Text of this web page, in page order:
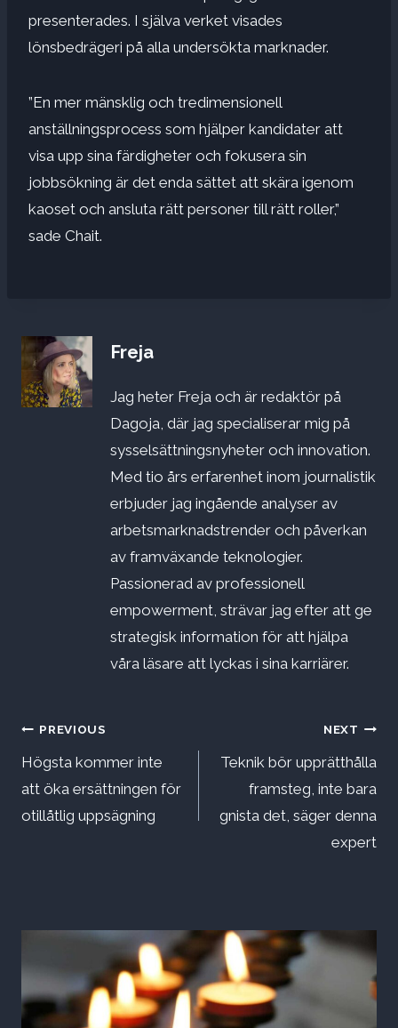
presenterades. I själva verket visades
lönsbedrägeri på alla undersökta marknader.
”En mer mänsklig och tredimensionell
anställningsprocess som hjälper kandidater att
visa upp sina färdigheter och fokusera sin
jobbsökning är det enda sättet att skära igenom
kaoset och ansluta rätt personer till rätt roller,”
sade Chait.
Freja
Jag heter Freja och är redaktör på
Dagoja, där jag specialiserar mig på
sysselsättningsnyheter och innovation.
Med tio års erfarenhet inom journalistik
erbjuder jag ingående analyser av
arbetsmarknadstrender och påverkan
av framväxande teknologier.
Passionerad av professionell
empowerment, strävar jag efter att ge
strategisk information för att hjälpa
våra läsare att lyckas i sina karriärer.
Inläggsnavigering
PREVIOUS
Högsta kommer inte
att öka ersättningen för
otillåtlig uppsägning
NEXT
Teknik bör upprätthålla
framsteg, inte bara
gnista det, säger denna
expert